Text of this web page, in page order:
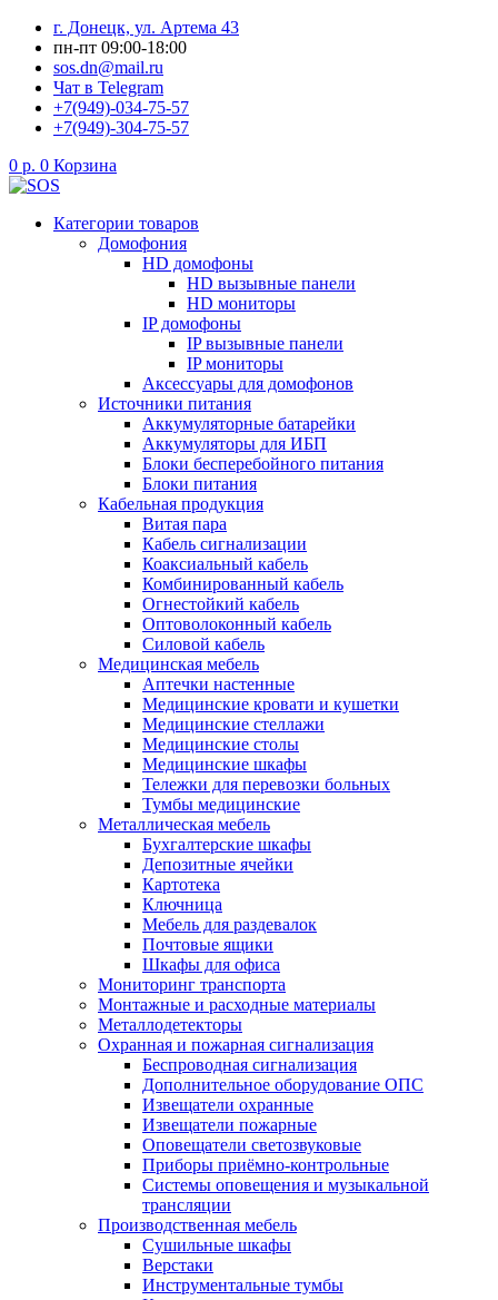
Перейти
содержимому
г. Донецк, ул. Артема 43
пн-пт 09:00-18:00
sos.dn@mail.ru
Чат в Telegram
+7(949)-034-75-57
+7(949)-304-75-57
0 р. 0 Корзина
Категории товаров
Домофония
HD домофоны
HD вызывные панели
HD мониторы
IP домофоны
IP вызывные панели
IP мониторы
Аксессуары для домофонов
Источники питания
Аккумуляторные батарейки
Аккумуляторы для ИБП
Блоки бесперебойного питания
Блоки питания
Кабельная продукция
Витая пара
Кабель сигнализации
Коаксиальный кабель
Комбинированный кабель
Огнестойкий кабель
Оптоволоконный кабель
Силовой кабель
Медицинская мебель
Аптечки настенные
Медицинские кровати и кушетки
Медицинские стеллажи
Медицинские столы
Медицинские шкафы
Тележки для перевозки больных
Тумбы медицинские
Металлическая мебель
Бухгалтерские шкафы
Депозитные ячейки
Картотека
Ключница
Мебель для раздевалок
Почтовые ящики
Шкафы для офиса
Мониторинг транспорта
Монтажные и расходные материалы
Металлодетекторы
Охранная и пожарная сигнализация
Беспроводная сигнализация
Дополнительное оборудование ОПС
Извещатели охранные
Извещатели пожарные
Оповещатели светозвуковые
Приборы приёмно-контрольные
Системы оповещения и музыкальной
трансляции
Производственная мебель
Cушильные шкафы
Верстаки
Инструментальные тумбы